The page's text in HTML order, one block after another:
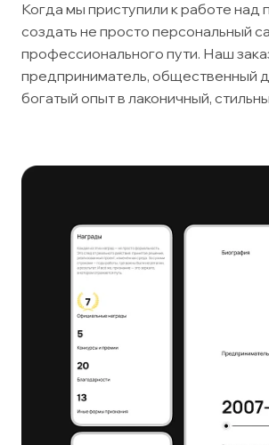
Когда мы приступили к работе над
создать не просто персональный
профессионального пути. Наш
предприниматель, общественный
богатый опыт в лаконичный,